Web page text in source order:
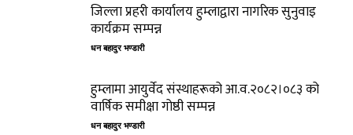
जिल्ला प्रहरी कार्यालय हुम्लाद्वारा नागरिक सुनुवाइ
कार्यक्रम सम्पन्न
धन बहादुर भण्डारी
हुम्लामा आयुर्वेद संस्थाहरूको आ.व.२०८२।०८३ को
वार्षिक समीक्षा गोष्ठी सम्पन्न
धन बहादुर भण्डारी